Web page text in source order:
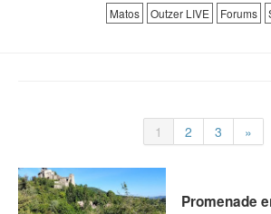
Matos Outzer LIVE Forums
1 2 3 »
Promenade